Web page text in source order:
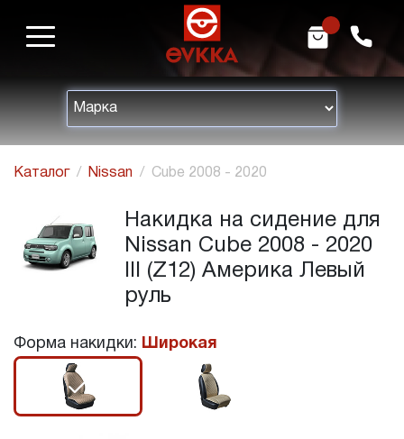
h m
Каталог Nissan Cube 2008 - 2020
Накидка на сидение для
Nissan Cube 2008 - 2020
III (Z12) Америка Левый
руль
Форма накидки: Широкая
r